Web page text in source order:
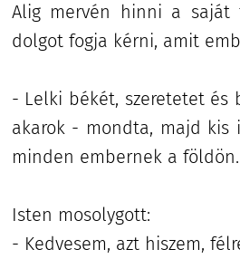
Alig mervén hinni a saját
dolgot fogja kérni, amit
- Lelki békét, szeretetet és
akarok - mondta, majd kis
minden embernek a földön.
Isten mosolygott:
- Kedvesem, azt hiszem,